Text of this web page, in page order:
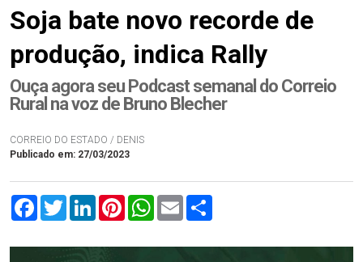
Soja bate novo recorde de
produção, indica Rally
Ouça agora seu Podcast semanal do Correio
Rural na voz de Bruno Blecher
CORREIO DO ESTADO / DENIS
Publicado em: 27/03/2023
FacebookTwitterLinkedInPinterestWhatsApp
Email